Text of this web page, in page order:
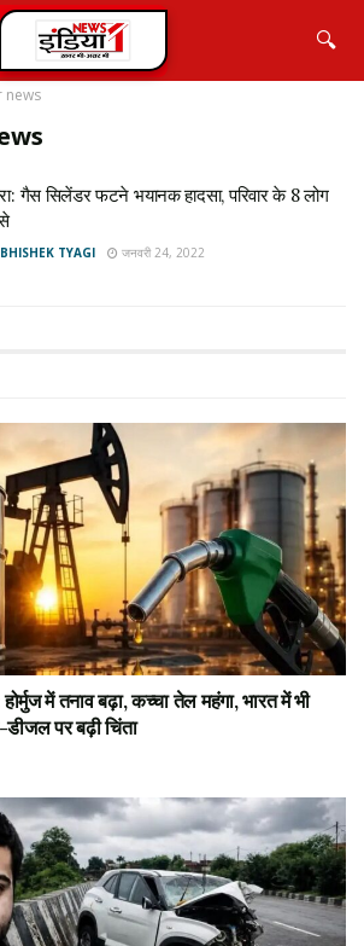
🔍
news
गैस सिलेंडर फटने भयानक हादसा, परिवार के 8 लोग
TYAGI जनवरी 24, 2022
में तनाव बढ़ा, कच्चा तेल महंगा, भारत में भी
पर बढ़ी चिंता